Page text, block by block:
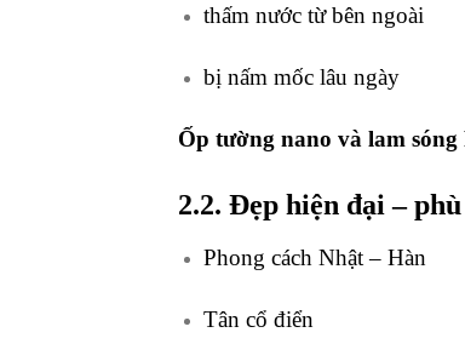
thấm nước từ bên ngoài
bị nấm mốc lâu ngày
Ốp tường nano và lam sóng
2.2. Đẹp hiện đại –
Phong cách Nhật – Hàn
Tân cổ điển